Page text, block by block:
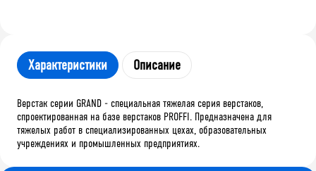
Характеристики Описание
Верстак серии GRAND - специальная тяжелая серия верстаков,
спроектированная на базе верстаков PROFFI. Предназначена для
тяжелых работ в специализированных цехах, образовательных
учреждениях и промышленных предприятиях.